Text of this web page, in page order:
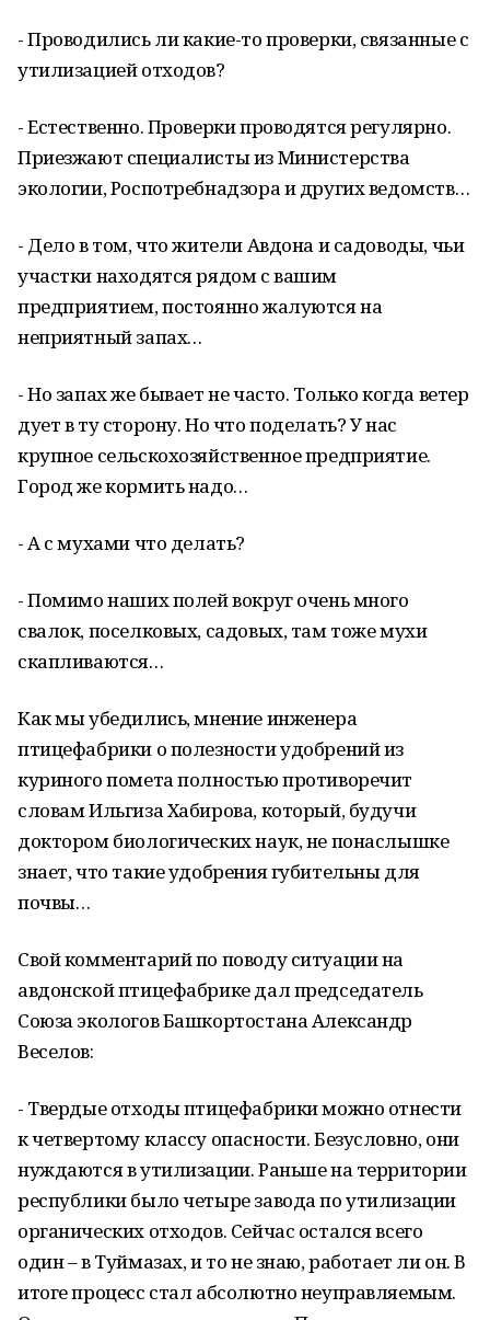
- Проводились ли какие-то проверки, связанные с
утилизацией отходов?
- Естественно. Проверки проводятся регулярно.
Приезжают специалисты из Министерства
экологии, Роспотребнадзора и других ведомств…
- Дело в том, что жители Авдона и садоводы, чьи
участки находятся рядом с вашим
предприятием, постоянно жалуются на
неприятный запах…
- Но запах же бывает не часто. Только когда ветер
дует в ту сторону. Но что поделать? У нас
крупное сельскохозяйственное предприятие.
Город же кормить надо…
- А с мухами что делать?
- Помимо наших полей вокруг очень много
свалок, поселковых, садовых, там тоже мухи
скапливаются…
Как мы убедились, мнение инженера
птицефабрики о полезности удобрений из
куриного помета полностью противоречит
словам Ильгиза Хабирова, который, будучи
доктором биологических наук, не понаслышке
знает, что такие удобрения губительны для
почвы…
Свой комментарий по поводу ситуации на
авдонской птицефабрике дал председатель
Союза экологов Башкортостана Александр
Веселов:
- Твердые отходы птицефабрики можно отнести
к четвертому классу опасности. Безусловно, они
нуждаются в утилизации. Раньше на территории
республики было четыре завода по утилизации
органических отходов. Сейчас остался всего
один – в Туймазах, и то не знаю, работает ли он. В
итоге процесс стал абсолютно неуправляемым.